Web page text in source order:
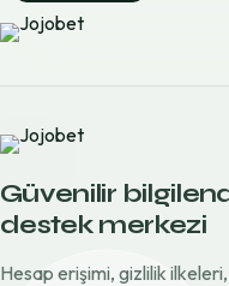
Güvenilir
destek merkezi
Hesap erişimi, gizlilik